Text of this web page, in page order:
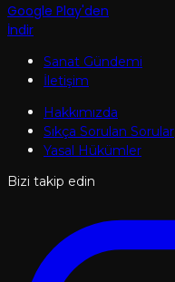
Google Play'den
İndir
Sanat Gündemi
İletişim
Hakkımızda
Sıkça Sorulan Sorular
Yasal Hükümler
Bizi takip edin